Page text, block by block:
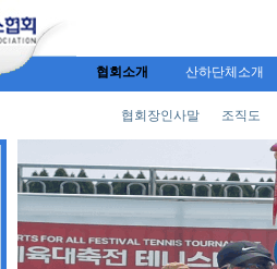
협회소개 산하단체소개
협회장인사말 조직도